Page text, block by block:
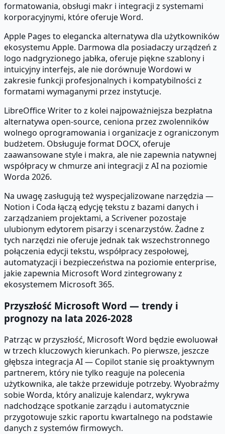
formatowania, obsługi makr i integracji z systemami
korporacyjnymi, które oferuje Word.
Apple Pages to elegancka alternatywa dla użytkowników
ekosystemu Apple. Darmowa dla posiadaczy urządzeń z
logo nadgryzionego jabłka, oferuje piękne szablony i
intuicyjny interfejs, ale nie dorównuje Wordowi w
zakresie funkcji profesjonalnych i kompatybilności z
formatami wymaganymi przez instytucje.
LibreOffice Writer to z kolei najpoważniejsza bezpłatna
alternatywa open-source, ceniona przez zwolenników
wolnego oprogramowania i organizacje z ograniczonym
budżetem. Obsługuje format DOCX, oferuje
zaawansowane style i makra, ale nie zapewnia natywnej
współpracy w chmurze ani integracji z AI na poziomie
Worda 2026.
Na uwagę zasługują też wyspecjalizowane narzędzia —
Notion i Coda łączą edycję tekstu z bazami danych i
zarządzaniem projektami, a Scrivener pozostaje
ulubionym edytorem pisarzy i scenarzystów. Żadne z
tych narzędzi nie oferuje jednak tak wszechstronnego
połączenia edycji tekstu, współpracy zespołowej,
automatyzacji i bezpieczeństwa na poziomie enterprise,
jakie zapewnia Microsoft Word zintegrowany z
ekosystemem Microsoft 365.
Przyszłość Microsoft Word — trendy i
prognozy na lata 2026-2028
Patrząc w przyszłość, Microsoft Word będzie ewoluował
w trzech kluczowych kierunkach. Po pierwsze, jeszcze
głębsza integracja AI — Copilot stanie się proaktywnym
partnerem, który nie tylko reaguje na polecenia
użytkownika, ale także przewiduje potrzeby. Wyobraźmy
sobie Worda, który analizuje kalendarz, wykrywa
nadchodzące spotkanie zarządu i automatycznie
przygotowuje szkic raportu kwartalnego na podstawie
danych z systemów firmowych.